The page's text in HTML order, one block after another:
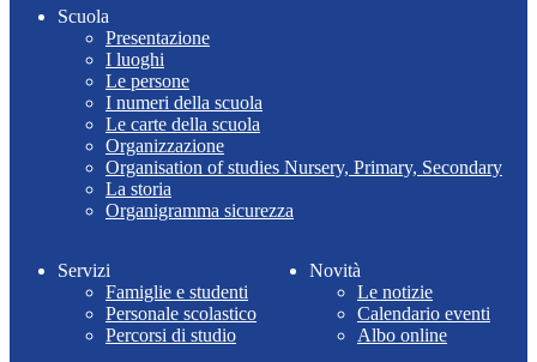
Scuola
Presentazione
I luoghi
Le persone
I numeri della scuola
Le carte della scuola
Organizzazione
Organisation of studies Nursery, Primary, Secondary
La storia
Organigramma sicurezza
Servizi
Famiglie e studenti
Personale scolastico
Percorsi di studio
Novità
Le notizie
Calendario eventi
Albo online